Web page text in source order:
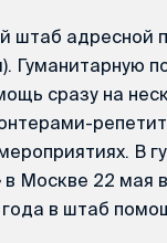
штаб
Гуманитарную
сразу на
В
Москве 22 мая
года в штаб